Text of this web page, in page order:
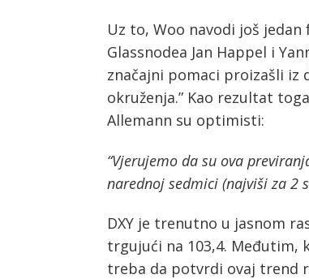
Uz to, Woo navodi još jedan
Glassnodea Jan Happel i
značajni pomaci proizašli iz
okruženja.” Kao rezultat
Allemann su optimisti:
“Vjerujemo da su ova
narednoj sedmici (najviši za 2
DXY je trenutno u jasnom
trgujući na 103,4. Međutim,
treba da potvrdi ovaj trend